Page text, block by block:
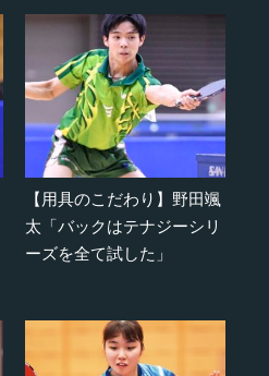
【用具のこだわり】野田颯
太「バックはテナジーシリ
ーズを全て試した」